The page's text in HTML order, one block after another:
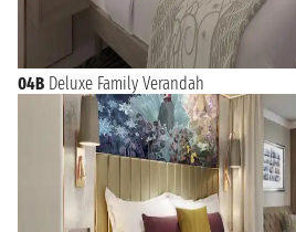
04B Deluxe Family Verandah